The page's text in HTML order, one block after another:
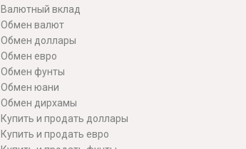
Валютный вклад
Обмен валют
Обмен доллары
Обмен евро
Обмен фунты
Обмен юани
Обмен дирхамы
Купить и продать доллары
Купить и продать евро